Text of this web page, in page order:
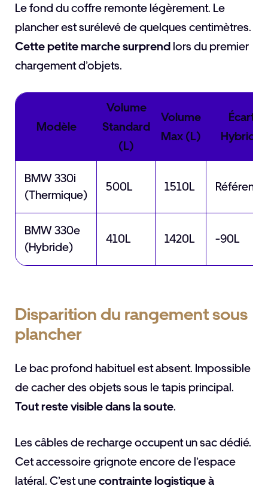
Le fond du coffre remonte légèrement. Le
plancher est surélevé de quelques centimètres.
Cette petite marche surprend lors du premier
chargement d’objets.
Modèle
Volume
Standard
(L)
Volume
Max (L)
Écart
Hybride
BMW 330i
(Thermique)
500L 1510L Référence
BMW 330e
(Hybride)
410L 1420L -90L
Disparition du rangement sous
plancher
Le bac profond habituel est absent. Impossible
de cacher des objets sous le tapis principal.
Tout reste visible dans la soute.
Les câbles de recharge occupent un sac dédié.
Cet accessoire grignote encore de l’espace
latéral. C’est unecontrainte logistique à